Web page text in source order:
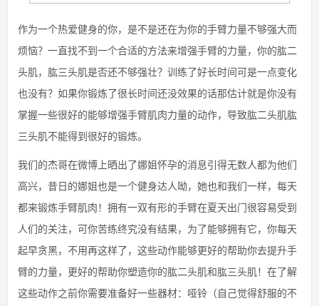
作为一个热爱健身的你，是不是还在为你的手臂力量不够强大而
烦恼？一直找不到一个合适的方法来增强手臂的力量，你的肱二
头肌，肱三头肌是否还不够强壮？训练了好长时间可是一点变化
也没有？如果你锻炼了很长时间还没效果的话那估计就是你没有
掌握一些很好的能够增强手臂肌肉力量的动作，导致肱二头肌肱
三头肌不能得到很好的锻炼。
我们的杰哥在微博上晒出了娜姐怀孕的消息引得无数人都为他们
高兴，昔日的娜姐也是一个健身达人呦，她也和我们一样，每天
都来锻炼手臂肌肉！拥有一双有形的手臂在夏天出门很容易受到
人们的关注，可你苦练终究没有结果，为了能够拥有它，你每天
起早贪黑，不用再这样了，这些动作能够更好的帮助你去提升手
臂的力量，更好的帮助你塑造你的肱二头肌和肱三头肌！在了解
这些动作之前你需要准备好一些器材：哑铃（自己觉得舒服的不